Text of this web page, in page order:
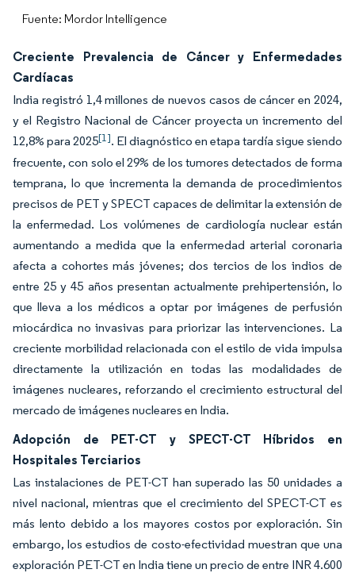
Fuente: Mordor Intelligence
Creciente Prevalencia de Cáncer y Enfermedades
Cardíacas
India registró 1,4 millones de nuevos casos de cáncer en 2024,
y el Registro Nacional de Cáncer proyecta un incremento del
12,8% para 2025[1]. El diagnóstico en etapa tardía sigue siendo
frecuente, con solo el 29% de los tumores detectados de forma
temprana, lo que incrementa la demanda de procedimientos
precisos de PET y SPECT capaces de delimitar la extensión de
la enfermedad. Los volúmenes de cardiología nuclear están
aumentando a medida que la enfermedad arterial coronaria
afecta a cohortes más jóvenes; dos tercios de los indios de
entre 25 y 45 años presentan actualmente prehipertensión, lo
que lleva a los médicos a optar por imágenes de perfusión
miocárdica no invasivas para priorizar las intervenciones. La
creciente morbilidad relacionada con el estilo de vida impulsa
directamente la utilización en todas las modalidades de
imágenes nucleares, reforzando el crecimiento estructural del
mercado de imágenes nucleares en India.
Adopción de PET-CT y SPECT-CT Híbridos en
Hospitales Terciarios
Las instalaciones de PET-CT han superado las 50 unidades a
nivel nacional, mientras que el crecimiento del SPECT-CT es
más lento debido a los mayores costos por exploración. Sin
embargo, los estudios de costo-efectividad muestran que una
exploración PET-CT en India tiene un precio de entre INR 4.600